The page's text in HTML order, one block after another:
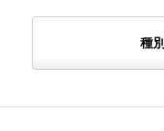
種